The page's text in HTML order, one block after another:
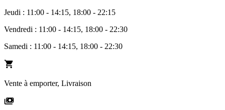
Jeudi : 11:00 - 14:15, 18:00 - 22:15
Vendredi : 11:00 - 14:15, 18:00 - 22:30
Samedi : 11:00 - 14:15, 18:00 - 22:30
Vente à emporter, Livraison